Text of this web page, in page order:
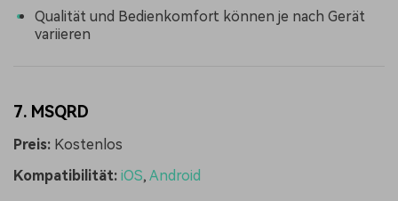
Qualität und Bedienkomfort können je nach Gerät
variieren
7. MSQRD
Preis: Kostenlos
Kompatibilität: iOS, Android